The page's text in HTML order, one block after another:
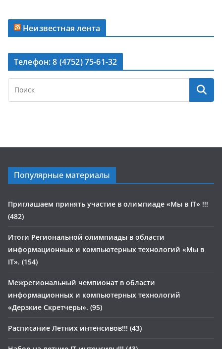
Неизвестная лента
Телефон: 8 (4752) 75-61-32
Популярные материалы
Приглашаем принять участие в олимпиаде «Мы в IT» !!!
(482)
Итоги Региональной олимпиады в области
информационных и компьютерных технологий «Мы в
IT». (154)
Межрегиональный чемпионат в области
информационных и компьютерных технологий
«Дерзкие Скретчеры». (95)
Расписание Летних интенсивов!!! (43)